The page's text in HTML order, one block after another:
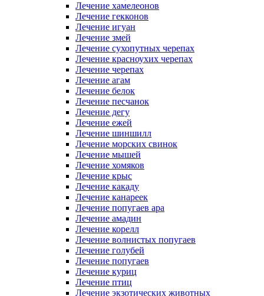
Лечение хамелеонов
Лечение гекконов
Лечение игуан
Лечение змей
Лечение сухопутных черепах
Лечение красноухих черепах
Лечение черепах
Лечение агам
Лечение белок
Лечение песчанок
Лечение дегу
Лечение ежей
Лечение шиншилл
Лечение морских свинок
Лечение мышей
Лечение хомяков
Лечение крыс
Лечение какаду
Лечение канареек
Лечение попугаев ара
Лечение амадин
Лечение корелл
Лечение волнистых попугаев
Лечение голубей
Лечение попугаев
Лечение куриц
Лечение птиц
Лечение экзотических животных